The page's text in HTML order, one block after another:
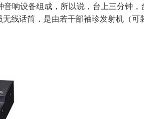
响设备组成，所以说，台上三分钟
线话筒，是由若干部袖珍发射机（